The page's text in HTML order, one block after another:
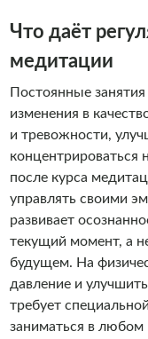
Что даёт
медитации
Постоянные
изменения в
и тревожности,
концентрироваться
после курса
управлять своими
развивает
текущий момент, а
будущем. На
давление и
требует
заниматься в любом